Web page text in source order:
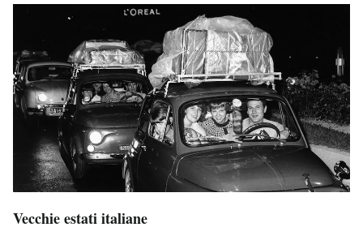
Vecchie estati italiane